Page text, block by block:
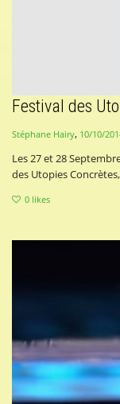
Festival des
Stéphane Hairy, 10/10/
Les 27 et 28
des Utopies
0 likes